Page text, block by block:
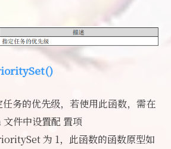
任务的优先级，若使用此函数，需在
件中设置配 置项
为 1，此函数的函数原型如